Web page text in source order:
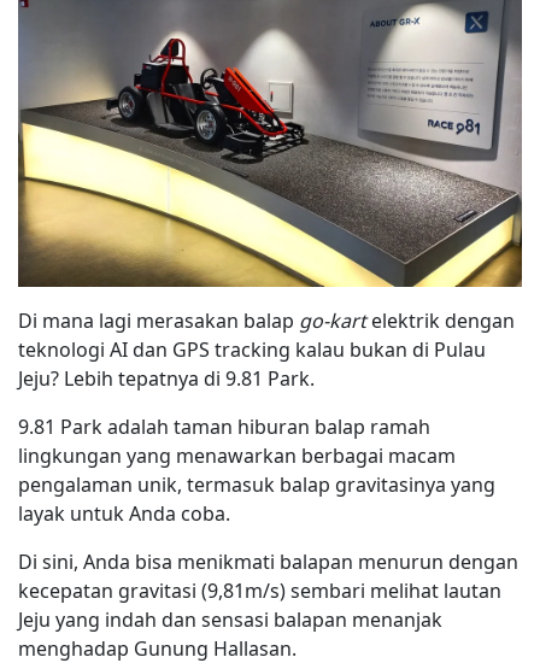
Di mana lagi merasakan balap go-kartelektrik dengan
teknologi AI dan GPS tracking kalau bukan di Pulau
Jeju? Lebih tepatnya di 9.81 Park.
9.81 Park adalah taman hiburan balap ramah
lingkungan yang menawarkan berbagai macam
pengalaman unik, termasuk balap gravitasinya yang
layak untuk Anda coba.
Di sini, Anda bisa menikmati balapan menurun dengan
kecepatan gravitasi (9,81m/s) sembari melihat lautan
Jeju yang indah dan sensasi balapan menanjak
menghadap Gunung Hallasan.